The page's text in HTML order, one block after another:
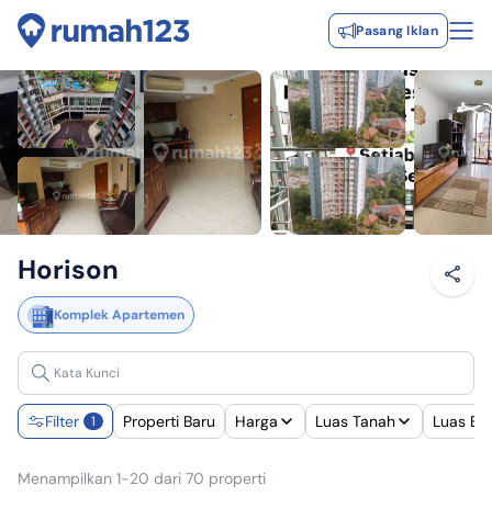
Pasang Iklan
Horison
Komplek Apartemen
Filter 1 Properti Baru Harga Luas Tanah Luas
Menampilkan 1-20 dari 70 properti